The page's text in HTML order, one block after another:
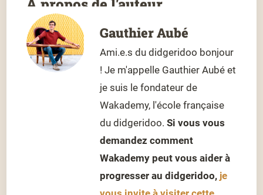
À propos de l'auteur
Gauthier Aubé
Ami.e.s du didgeridoo bonjour
! Je m'appelle Gauthier Aubé et
je suis le fondateur de
Wakademy, l'école française
du didgeridoo.Si vous vous
demandez comment
Wakademy peut vous aider à
progresser au didgeridoo, je